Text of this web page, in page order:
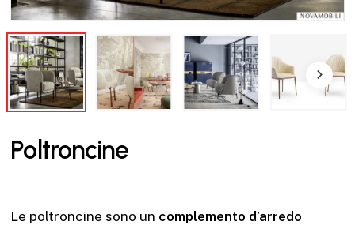
Poltroncine
Le poltroncine sono un complemento d’arredo